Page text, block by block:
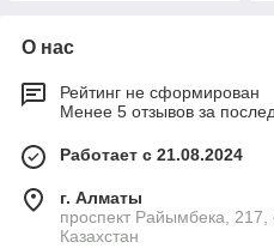
О нас
Рейтинг не сформирован
Менее 5 отзывов за
Работает с 21.08.2024
г. Алматы
проспект Райымбека,
Казахстан